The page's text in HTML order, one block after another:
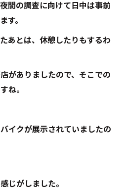
間の調査に向けて日中は事前
す。
あとは、休憩したりもするわ
がありましたので、そこでの
ね。
イクが展示されていましたの
じがしました。